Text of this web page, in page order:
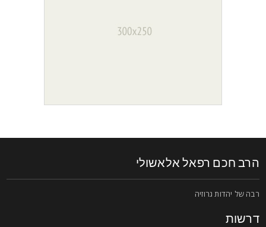
חכם רפאל אלאשולי
של יהדות גרוזיה